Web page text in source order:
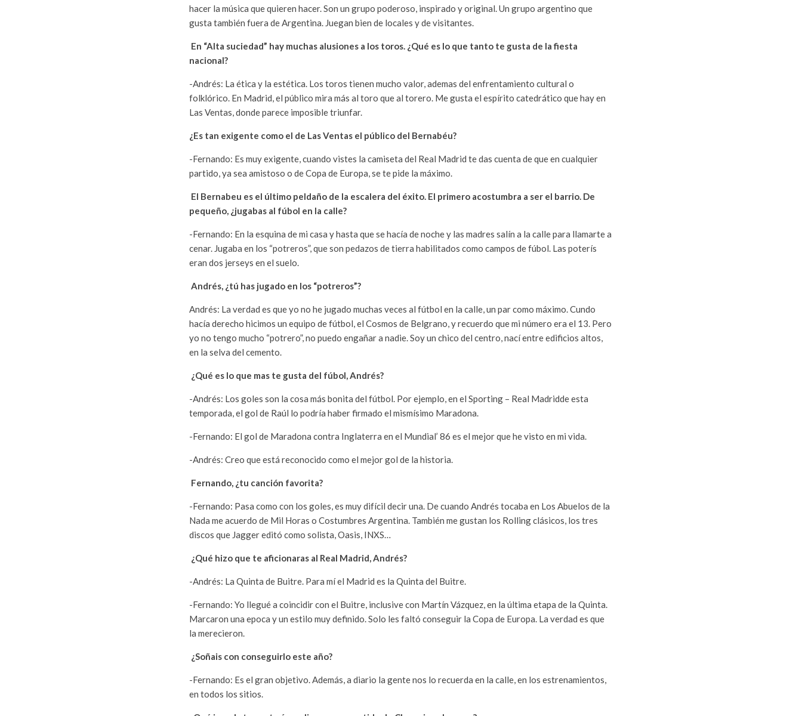
hacer la música que quieren hacer. Son un grupo poderoso, inspirado y original. Un grupo argentino que
gusta también fuera de Argentina. Juegan bien de locales y de visitantes.
En “Alta suciedad” hay muchas alusiones a los toros. ¿Qué es lo que tanto te gusta de la fiesta
nacional?
-Andrés: La ética y la estética. Los toros tienen mucho valor, ademas del enfrentamiento cultural o
folklórico. En Madrid, el público mira más al toro que al torero. Me gusta el espírito catedrático que hay en
Las Ventas, donde parece imposible triunfar.
¿Es tan exigente como el de Las Ventas el público del Bernabéu?
-Fernando: Es muy exigente, cuando vistes la camiseta del Real Madrid te das cuenta de que en cualquier
partido, ya sea amistoso o de Copa de Europa, se te pide la máximo.
El Bernabeu es el último peldaño de la escalera del éxito. El primero acostumbra a ser el barrio. De
pequeño, ¿jugabas al fúbol en la calle?
-Fernando: En la esquina de mi casa y hasta que se hacía de noche y las madres salín a la calle para llamarte a
cenar. Jugaba en los “potreros”, que son pedazos de tierra habilitados como campos de fúbol. Las poterís
eran dos jerseys en el suelo.
Andrés, ¿tú has jugado en los “potreros”?
Andrés: La verdad es que yo no he jugado muchas veces al fútbol en la calle, un par como máximo. Cundo
hacía derecho hicimos un equipo de fútbol, el Cosmos de Belgrano, y recuerdo que mi número era el 13. Pero
yo no tengo mucho “potrero”, no puedo engañar a nadie. Soy un chico del centro, nací entre edificios altos,
en la selva del cemento.
¿Qué es lo que mas te gusta del fúbol, Andrés?
-Andrés: Los goles son la cosa más bonita del fútbol. Por ejemplo, en el Sporting – Real Madridde esta
temporada, el gol de Raúl lo podría haber firmado el mismísimo Maradona.
-Fernando: El gol de Maradona contra Inglaterra en el Mundial’ 86 es el mejor que he visto en mi vida.
-Andrés: Creo que está reconocido como el mejor gol de la historia.
Fernando, ¿tu canción favorita?
-Fernando: Pasa como con los goles, es muy difícil decir una. De cuando Andrés tocaba en Los Abuelos de la
Nada me acuerdo de Mil Horas o Costumbres Argentina. También me gustan los Rolling clásicos, los tres
discos que Jagger editó como solista, Oasis, INXS…
¿Qué hizo que te aficionaras al Real Madrid, Andrés?
-Andrés: La Quinta de Buitre. Para mí el Madrid es la Quinta del Buitre.
-Fernando: Yo llegué a coincidir con el Buitre, inclusive con Martín Vázquez, en la última etapa de la Quinta.
Marcaron una epoca y un estilo muy definido. Solo les faltó conseguir la Copa de Europa. La verdad es que
la merecieron.
¿Soñais con conseguirlo este año?
-Fernando: Es el gran objetivo. Además, a diario la gente nos lo recuerda en la calle, en los estrenamientos,
en todos los sitios.